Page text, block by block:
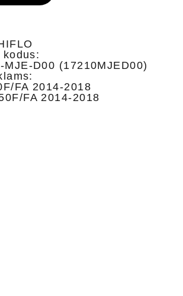
MJE-D00 (17210MJED00)
FA 2014-2018
FA 2014-2018